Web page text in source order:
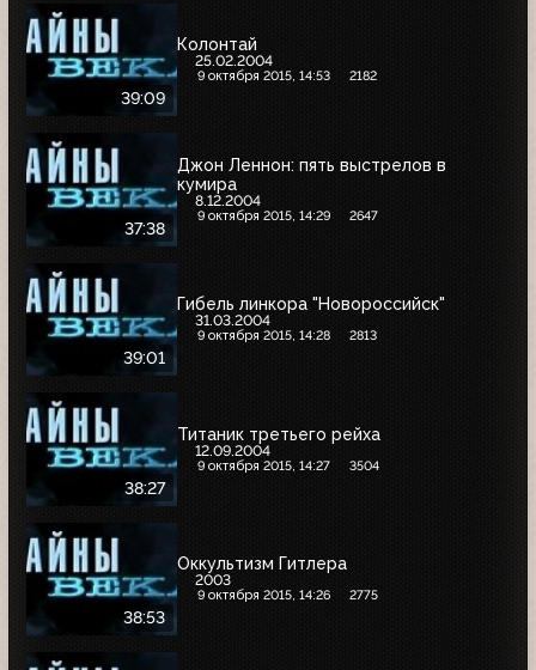
39:09
Колонтай
25.02.2004
9 октября 2015, 14:53 2182
37:38
Джон Леннон: пять выстрелов в
кумира
8.12.2004
9 октября 2015, 14:29 2647
39:01
Гибель линкора "Новороссийск"
31.03.2004
9 октября 2015, 14:28 2813
38:27
Титаник третьего рейха
12.09.2004
9 октября 2015, 14:27 3504
38:53
Оккультизм Гитлера
2003
9 октября 2015, 14:26 2775